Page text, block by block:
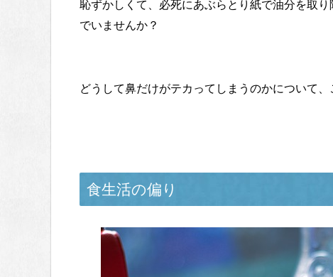
恥ずかしくて、必死にあぶらとり紙で油分を取
でいませんか？
どうして鼻だけがテカってしまうのかについて、
食生活の偏り